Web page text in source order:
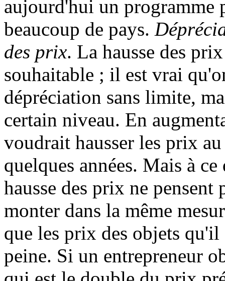
aujourd'hui un programme
beaucoup de pays.
des prix. La hausse des
souhaitable ; il est vrai
dépréciation sans limite,
certain niveau. En
voudrait hausser les prix
quelques années. Mais à
hausse des prix ne pensent
monter dans la même
que les prix des objets qu'il
peine. Si un entrepreneur